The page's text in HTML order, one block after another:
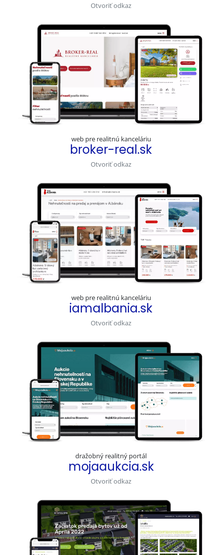
Otvoriť odkaz
web pre realitnú kanceláriu
broker-real.sk
Otvoriť odkaz
web pre realitnú kanceláriu
iamalbania.sk
Otvoriť odkaz
dražobný realitný portál
mojaaukcia.sk
Otvoriť odkaz